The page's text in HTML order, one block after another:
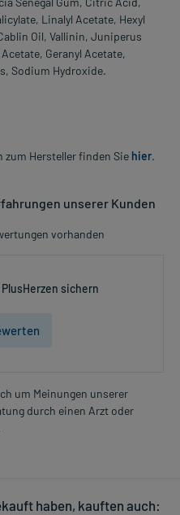
Linalyl Acetate, Hexyl
Oil, Vallinin, Juniperus
Geranyl Acetate,
Sodium Hydroxide.
zum Hersteller finden Sie hier.
unserer Kunden
vorhanden
sichern
um Meinungen unserer
durch einen Arzt oder
haben, kauften auch: